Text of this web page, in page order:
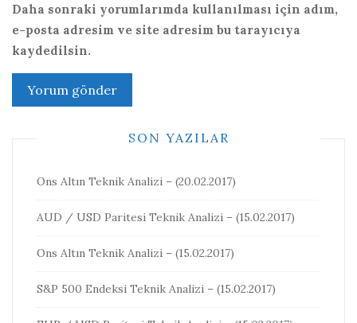
Daha sonraki yorumlarımda kullanılması için adım,
e-posta adresim ve site adresim bu tarayıcıya
kaydedilsin.
SON YAZILAR
Ons Altın Teknik Analizi – (20.02.2017)
AUD / USD Paritesi Teknik Analizi – (15.02.2017)
Ons Altın Teknik Analizi – (15.02.2017)
S&P 500 Endeksi Teknik Analizi – (15.02.2017)